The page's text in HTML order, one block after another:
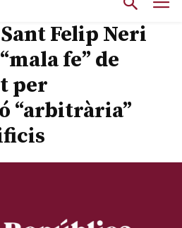
Felip Neri
fe” de
per
“arbitrària”